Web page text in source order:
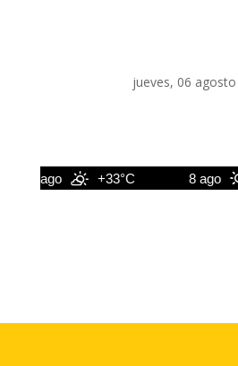
jueves, 06
7 ago +33°C 8 ago